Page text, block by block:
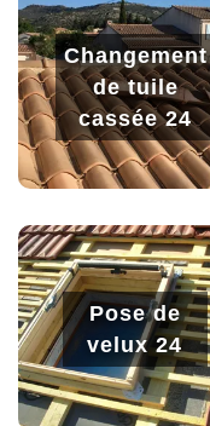
Changement
de tuile
cassée 24
Pose de
velux 24